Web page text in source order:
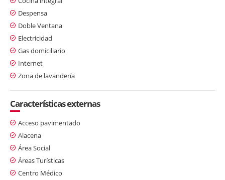
Despensa
Doble Ventana
Electricidad
Gas domiciliario
Internet
Zona de lavandería
Características externas
Acceso pavimentado
Alacena
Área Social
Áreas Turísticas
Centro Médico